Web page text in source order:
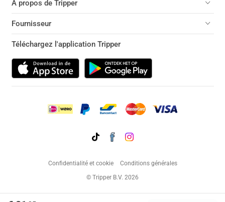
A propos de Tripper
Fournisseur
Téléchargez l'application Tripper
Confidentialité et cookie
Conditions générales
© Tripper B.V. 2026